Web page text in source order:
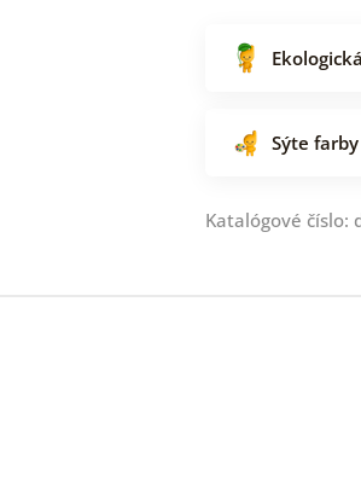
Sýte farby
Katalógové číslo: